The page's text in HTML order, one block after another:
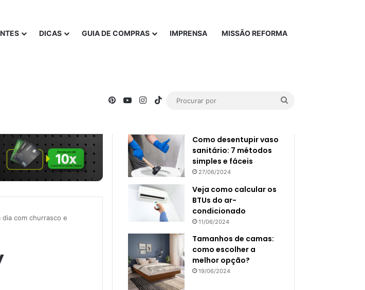
DICAS GUIA DE COMPRAS IMPRENSA MISSÃO REFORMA
PinterestYouTubeInstagram
TikTok
com churrasco e
Popular
Como desentupir vaso
sanitário: 7 métodos
simples e fáceis
27/06/2024
Veja como calcular os
BTUs do ar-
condicionado
11/06/2024
Tamanhos de camas:
como escolher a
melhor opção?
19/06/2024